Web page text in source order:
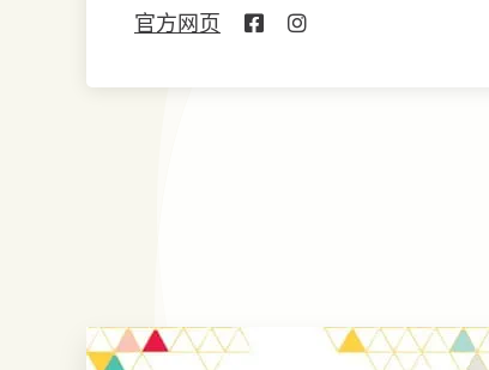
官方网页